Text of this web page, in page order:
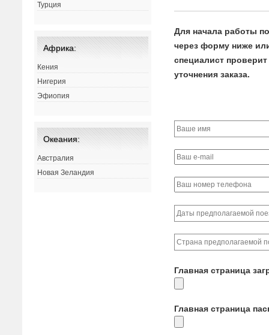
Для начала работы
через форму ниже
специалист
уточнения заказа.
Главная страница
Главная страница
Турция
Африка:
Кения
Нигерия
Эфиопия
Океания:
Австралия
Новая Зеландия